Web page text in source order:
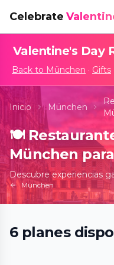
Celebrate
Valentine's Day
Back to München · Gifts
Inicio München
🍽️
München
Descubre experiencias
München
6 planes
köstlichen